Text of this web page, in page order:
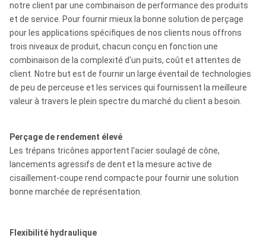
notre client par une combinaison de performance des produits
et de service. Pour fournir mieux la bonne solution de perçage
pour les applications spécifiques de nos clients nous offrons
trois niveaux de produit, chacun conçu en fonction une
combinaison de la complexité d'un puits, coût et attentes de
client. Notre but est de fournir un large éventail de technologies
de peu de perceuse et les services qui fournissent la meilleure
valeur à travers le plein spectre du marché du client a besoin.
Perçage de rendement élevé
Les trépans tricônes apportent l'acier soulagé de cône,
lancements agressifs de dent et la mesure active de
cisaillement-coupe rend compacte pour fournir une solution
bonne marchée de représentation.
Flexibilité hydraulique